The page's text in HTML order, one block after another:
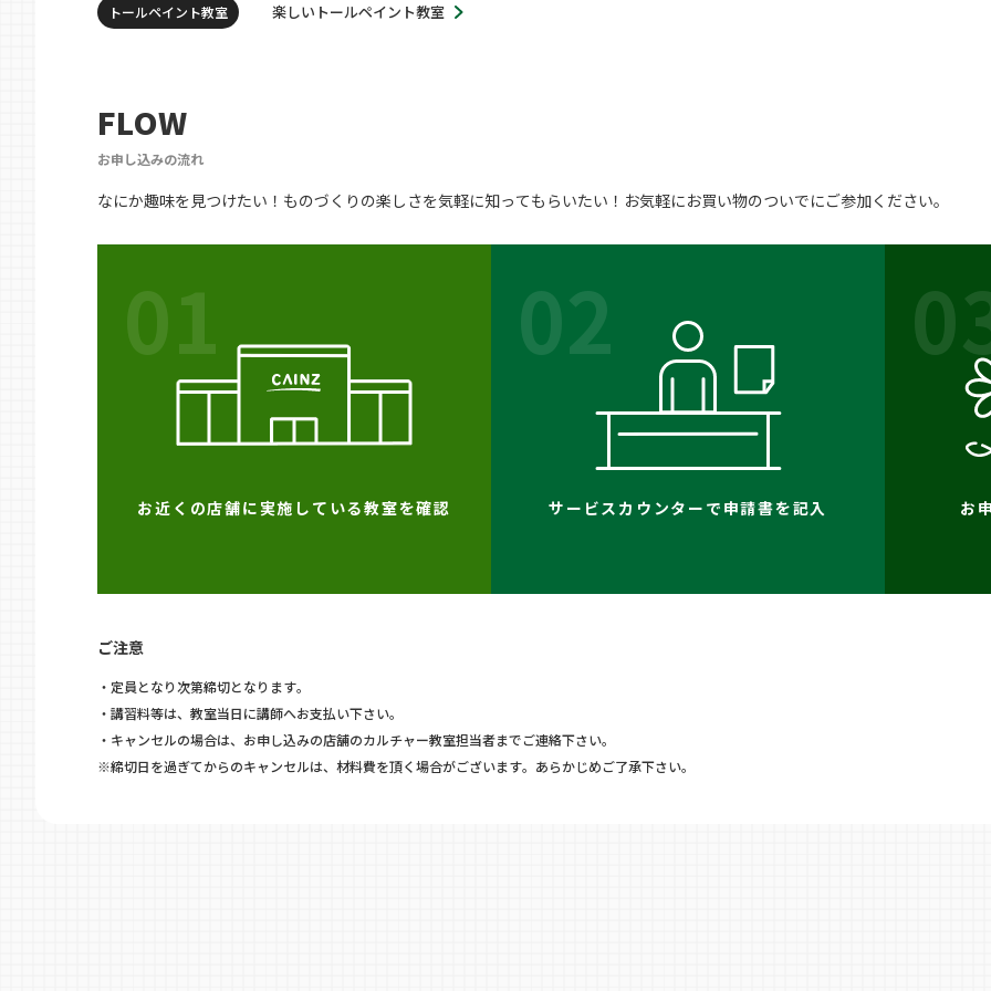
トールペイント教室 楽しいトールペイント教室
FLOW
お申し込みの流れ
なにか趣味を見つけたい！ものづくりの楽しさを気軽に知ってもらいたい！お気軽にお買い物のついでにご参加ください。
01
お近くの店舗に実施している教室を確認
02
サービスカウンターで申請書を記入 お
ご注意
・定員となり次第締切となります。
・講習料等は、教室当日に講師へお支払い下さい。
・キャンセルの場合は、お申し込みの店舗のカルチャー教室担当者までご連絡下さい。
※締切日を過ぎてからのキャンセルは、材料費を頂く場合がございます。あらかじめご了承下さい。